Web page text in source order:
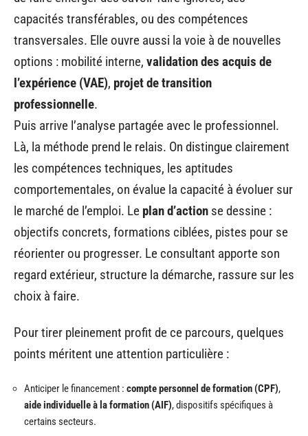
capacités transférables, ou des compétences
transversales. Elle ouvre aussi la voie à de nouvelles
options : mobilité interne, validation des acquis de
l’expérience (VAE), projet de transition
professionnelle.
Puis arrive l’analyse partagée avec le professionnel.
Là, la méthode prend le relais. On distingue clairement
les compétences techniques, les aptitudes
comportementales, on évalue la capacité à évoluer sur
le marché de l’emploi. Le plan d’action se dessine :
objectifs concrets, formations ciblées, pistes pour se
réorienter ou progresser. Le consultant apporte son
regard extérieur, structure la démarche, rassure sur les
choix à faire.
Pour tirer pleinement profit de ce parcours, quelques
points méritent une attention particulière :
Anticiper le financement : compte personnel de formation (CPF),
aide individuelle à la formation (AIF), dispositifs spécifiques à
certains secteurs.